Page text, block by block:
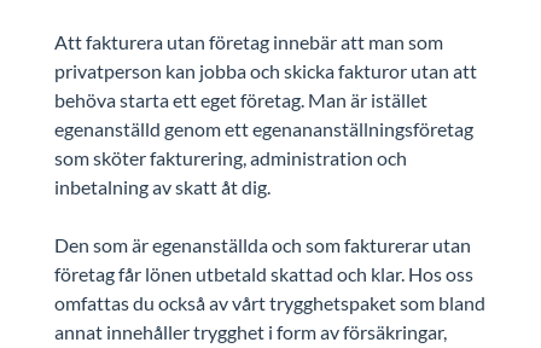
Att fakturera utan företag innebär att man som
privatperson kan jobba och skicka fakturor utan att
behöva starta ett eget företag. Man är istället
egenanställd genom ett egenananställningsföretag
som sköter fakturering, administration och
inbetalning av skatt åt dig.
Den som är egenanställda och som fakturerar utan
företag får lönen utbetald skattad och klar. Hos oss
omfattas du också av vårt trygghetspaket som bland
annat innehåller trygghet i form av försäkringar,